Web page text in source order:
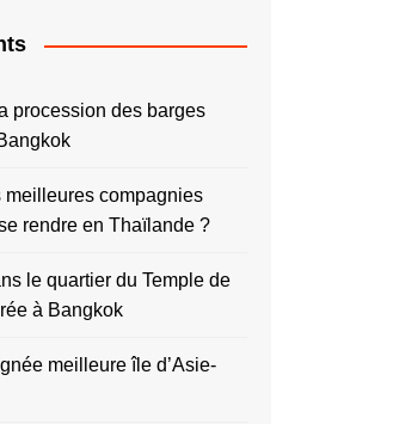
procession des barges
meilleures compagnies
rendre en Thaïlande ?
le quartier du Temple de
à Bangkok
meilleure île d’Asie-